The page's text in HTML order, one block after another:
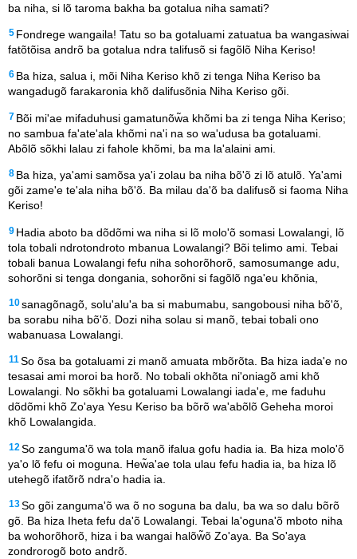
ba niha, si lõ taroma bakha ba gotalua niha samati?
5 Fondrege wangaila! Tatu so ba gotaluami zatuatua ba wangasiwai
fatõtõisa andrõ ba gotalua ndra talifusõ si fagõlõ Niha Keriso!
6 Ba hiza, salua i, mõi Niha Keriso khõ zi tenga Niha Keriso ba
wangadugõ farakaronia khõ dalifusõnia Niha Keriso gõi.
7 Bõi mi'ae mifaduhusi gamatunõw̃a khõmi ba zi tenga Niha Keriso;
no sambua fa'ate'ala khõmi na'i na so wa'udusa ba gotaluami.
Abõlõ sõkhi lalau zi fahole khõmi, ba ma la'alaini ami.
8 Ba hiza, ya'ami samõsa ya'i zolau ba niha bõ'õ zi lõ atulõ. Ya'ami
gõi zame'e te'ala niha bõ'õ. Ba milau da'õ ba dalifusõ si faoma Niha
Keriso!
9 Hadia aboto ba dõdõmi wa niha si lõ molo'õ somasi Lowalangi, lõ
tola tobali ndrotondroto mbanua Lowalangi? Bõi telimo ami. Tebai
tobali banua Lowalangi fefu niha sohorõhorõ, samosumange adu,
sohorõni si tenga dongania, sohorõni si fagõlõ nga'eu khõnia,
10sanagõnagõ, solu'alu'a ba si mabumabu, sangobousi niha bõ'õ,
ba sorabu niha bõ'õ. Dozi niha solau si manõ, tebai tobali ono
wabanuasa Lowalangi.
11 So õsa ba gotaluami zi manõ amuata mbõrõta. Ba hiza iada'e no
tesasai ami moroi ba horõ. No tobali okhõta ni'oniagõ ami khõ
Lowalangi. No sõkhi ba gotaluami Lowalangi iada'e, me faduhu
dõdõmi khõ Zo'aya Yesu Keriso ba bõrõ wa'abõlõ Geheha moroi
khõ Lowalangida.
12 So zanguma'õ wa tola manõ ifalua gofu hadia ia. Ba hiza molo'õ
ya'o lõ fefu oi moguna. Hew̃a'ae tola ulau fefu hadia ia, ba hiza lõ
utehegõ ifatõrõ ndra'o hadia ia.
13So gõi zanguma'õ wa õ no soguna ba dalu, ba wa so dalu bõrõ
gõ. Ba hiza Iheta fefu da'õ Lowalangi. Tebai la'oguna'õ mboto niha
ba wohorõhorõ, hiza i ba wangai halõw̃õ Zo'aya. Ba So'aya
zondrorogõ boto andrõ.